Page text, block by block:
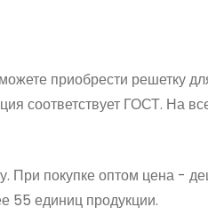
приобрести решетку
соответствует ГОСТ. На
При покупке оптом цена -
55 единиц продукции.